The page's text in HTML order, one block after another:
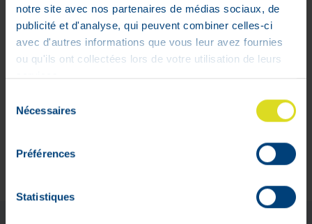
notre site avec nos partenaires de médias sociaux, de
publicité et d'analyse, qui peuvent combiner celles-ci
avec d'autres informations que vous leur avez fournies
ou qu'ils ont collectées lors de votre utilisation de leurs
services.
Nécessaires
Préférences
Statistiques
V-Pharma
Pharmacien Florence Dehalu
rue de Limbourg, 31 A
4800 Verviers (Belgique)
APB 637910
Service de garde :
Le samedi de 9h à 17h